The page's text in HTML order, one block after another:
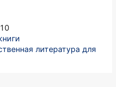
литература для